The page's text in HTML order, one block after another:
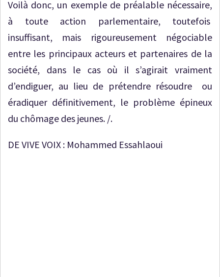
Voilà donc, un exemple de préalable nécessaire,
à toute action parlementaire, toutefois
insuffisant, mais rigoureusement négociable
entre les principaux acteurs et partenaires de la
société, dans le cas où il s’agirait vraiment
d’endiguer, au lieu de prétendre résoudre ou
éradiquer définitivement, le problème épineux
du chômage des jeunes. /.
DE VIVE VOIX : Mohammed Essahlaoui